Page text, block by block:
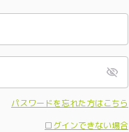
パスワードを忘れた方はこちら
ログインできない場合